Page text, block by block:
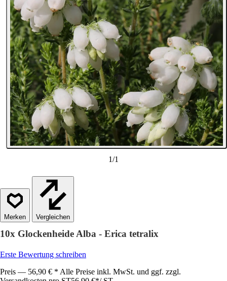
1/1
Vergleichen
10x Glockenheide Alba - Erica tetralix
Erste Bewertung schreiben
Preis — 56,90 € * Alle Preise inkl. MwSt. und ggf. zzgl.